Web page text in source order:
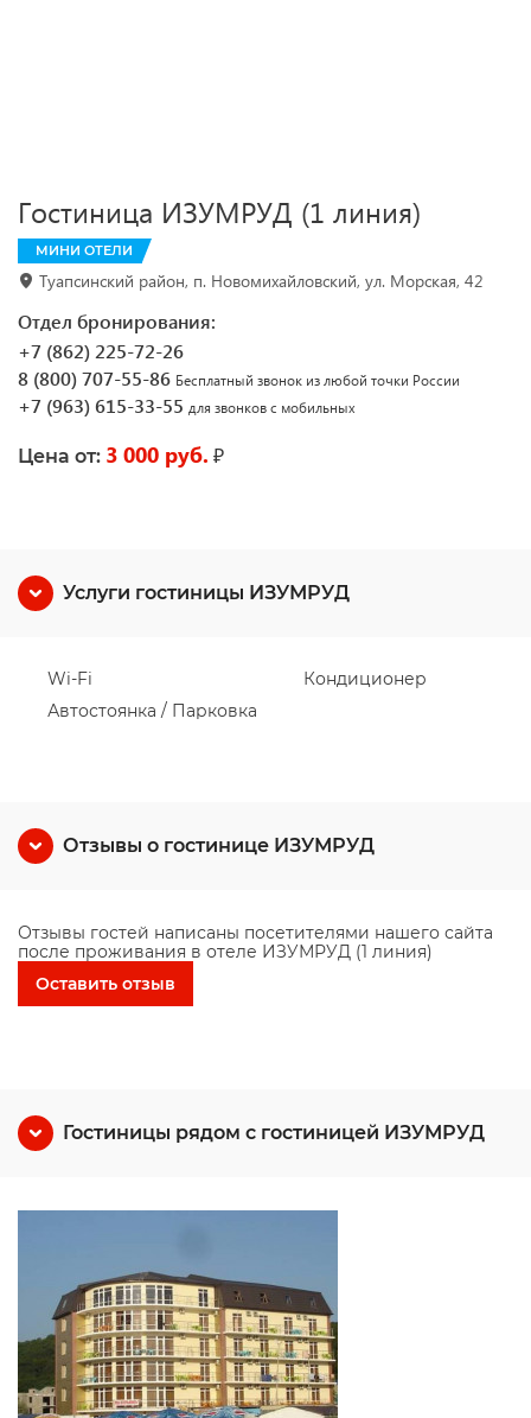
Гостиница ИЗУМРУД (1 линия)
МИНИ ОТЕЛИ
Туапсинский район, п. Новомихайловский, ул. Морская, 42
Отдел бронирования:
+7 (862) 225-72-26
8 (800) 707-55-86 Бесплатный звонок из любой точки России
+7 (963) 615-33-55 для звонков с мобильных
Цена от: 3 000 руб. ₽
Услуги гостиницы ИЗУМРУД
Wi-Fi
Автостоянка / Парковка
Кондиционер
Отзывы о гостинице ИЗУМРУД
Отзывы гостей написаны посетителями нашего сайта
после проживания в отеле ИЗУМРУД (1 линия)
Оставить отзыв
Гостиницы рядом с гостиницей ИЗУМРУД